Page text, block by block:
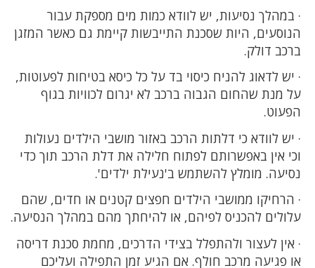
· במהלך נסיעות, יש לוודא כמות מים מספקת עבור
הנוסעים, היות שסכנת התייבשות קיימת גם כאשר המזגן
ברכב דולק.
· יש לדאוג להניח כיסוי בד על כל כיסא בטיחות לפעוטות,
על מנת שהחום הגבוה ברכב לא יגרום לכוויות בגוף
הפעוט.
· יש לוודא כי דלתות הרכב באזור מושבי הילדים נעולות
וכי אין באפשרותם לפתוח חלילה את דלת הרכב תוך כדי
נסיעה. מומלץ להשתמש ב'נעילת ילדים'.
· הרחיקו ממושבי הילדים חפצים קטנים או חדים, שהם
עלולים להכניס לפיהם, או להיחתך מהם במהלך הנסיעה.
· אין לעצור ולהתפלל בצידי הדרכים, מחמת סכנת דריסה
או פגיעה מרכב חולף. אם הגיע זמן התפילה ועליכם